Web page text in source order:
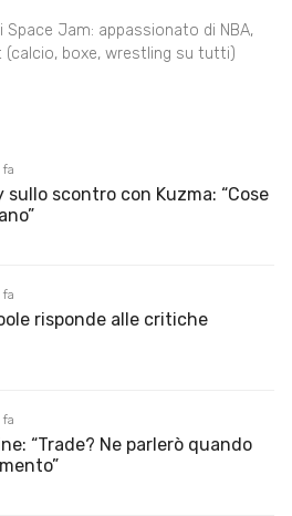
Space Jam: appassionato di NBA,
(calcio, boxe, wrestling su tutti)
fa
sullo scontro con Kuzma: “Cose
fa
risponde alle critiche
fa
“Trade? Ne parlerò quando